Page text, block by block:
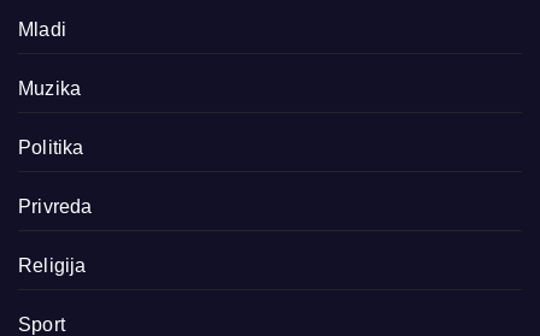
Mladi
Muzika
Politika
Privreda
Religija
Sport